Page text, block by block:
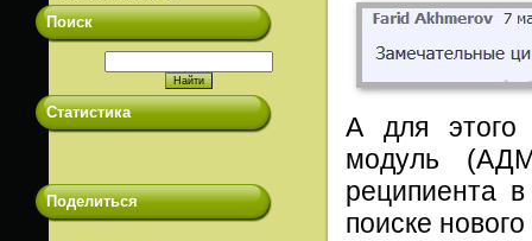
Поиск
Статистика
Поделиться
А для этого
модуль
реципиента
поиске